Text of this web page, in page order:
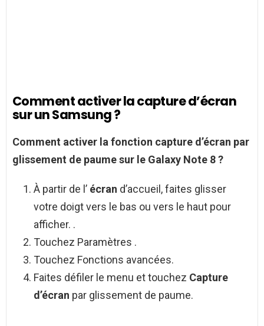
Comment activer la capture d’écran
sur un Samsung ?
Comment activer la fonction capture d’écran par
glissement de paume sur le Galaxy Note 8 ?
À partir de l’ écran d’accueil, faites glisser
votre doigt vers le bas ou vers le haut pour
afficher. .
Touchez Paramètres .
Touchez Fonctions avancées.
Faites défiler le menu et touchez Capture
d’écran par glissement de paume.